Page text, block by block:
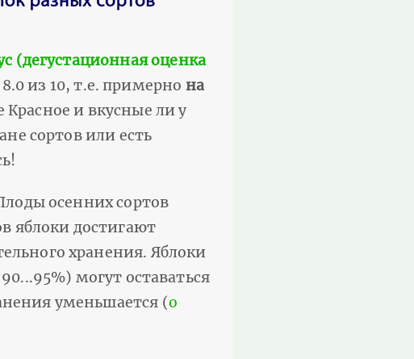
(дегустационная оценка
из 10, т.е. примерно на
Красное и вкусные ли у
сортов или есть
осенних сортов
яблоки достигают
хранения. Яблоки
могут оставаться
уменьшается (о